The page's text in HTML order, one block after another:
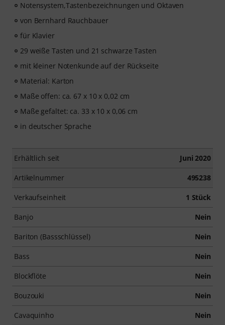
Notensystem,Tastenbezeichnungen und Oktaven
von Bernhard Rauchbauer
für Klavier
29 weiße Tasten und 21 schwarze Tasten
mit kleiner Notenkunde auf der Rückseite
Material: Karton
Maße offen: ca. 67 x 10 x 0,02 cm
Maße gefaltet: ca. 33 x 10 x 0,06 cm
in deutscher Sprache
Erhältlich seit Juni 2020
Artikelnummer 495238
Verkaufseinheit 1 Stück
Banjo Nein
Bariton (Bassschlüssel) Nein
Bass Nein
Blockflöte Nein
Bouzouki Nein
Cavaquinho Nein